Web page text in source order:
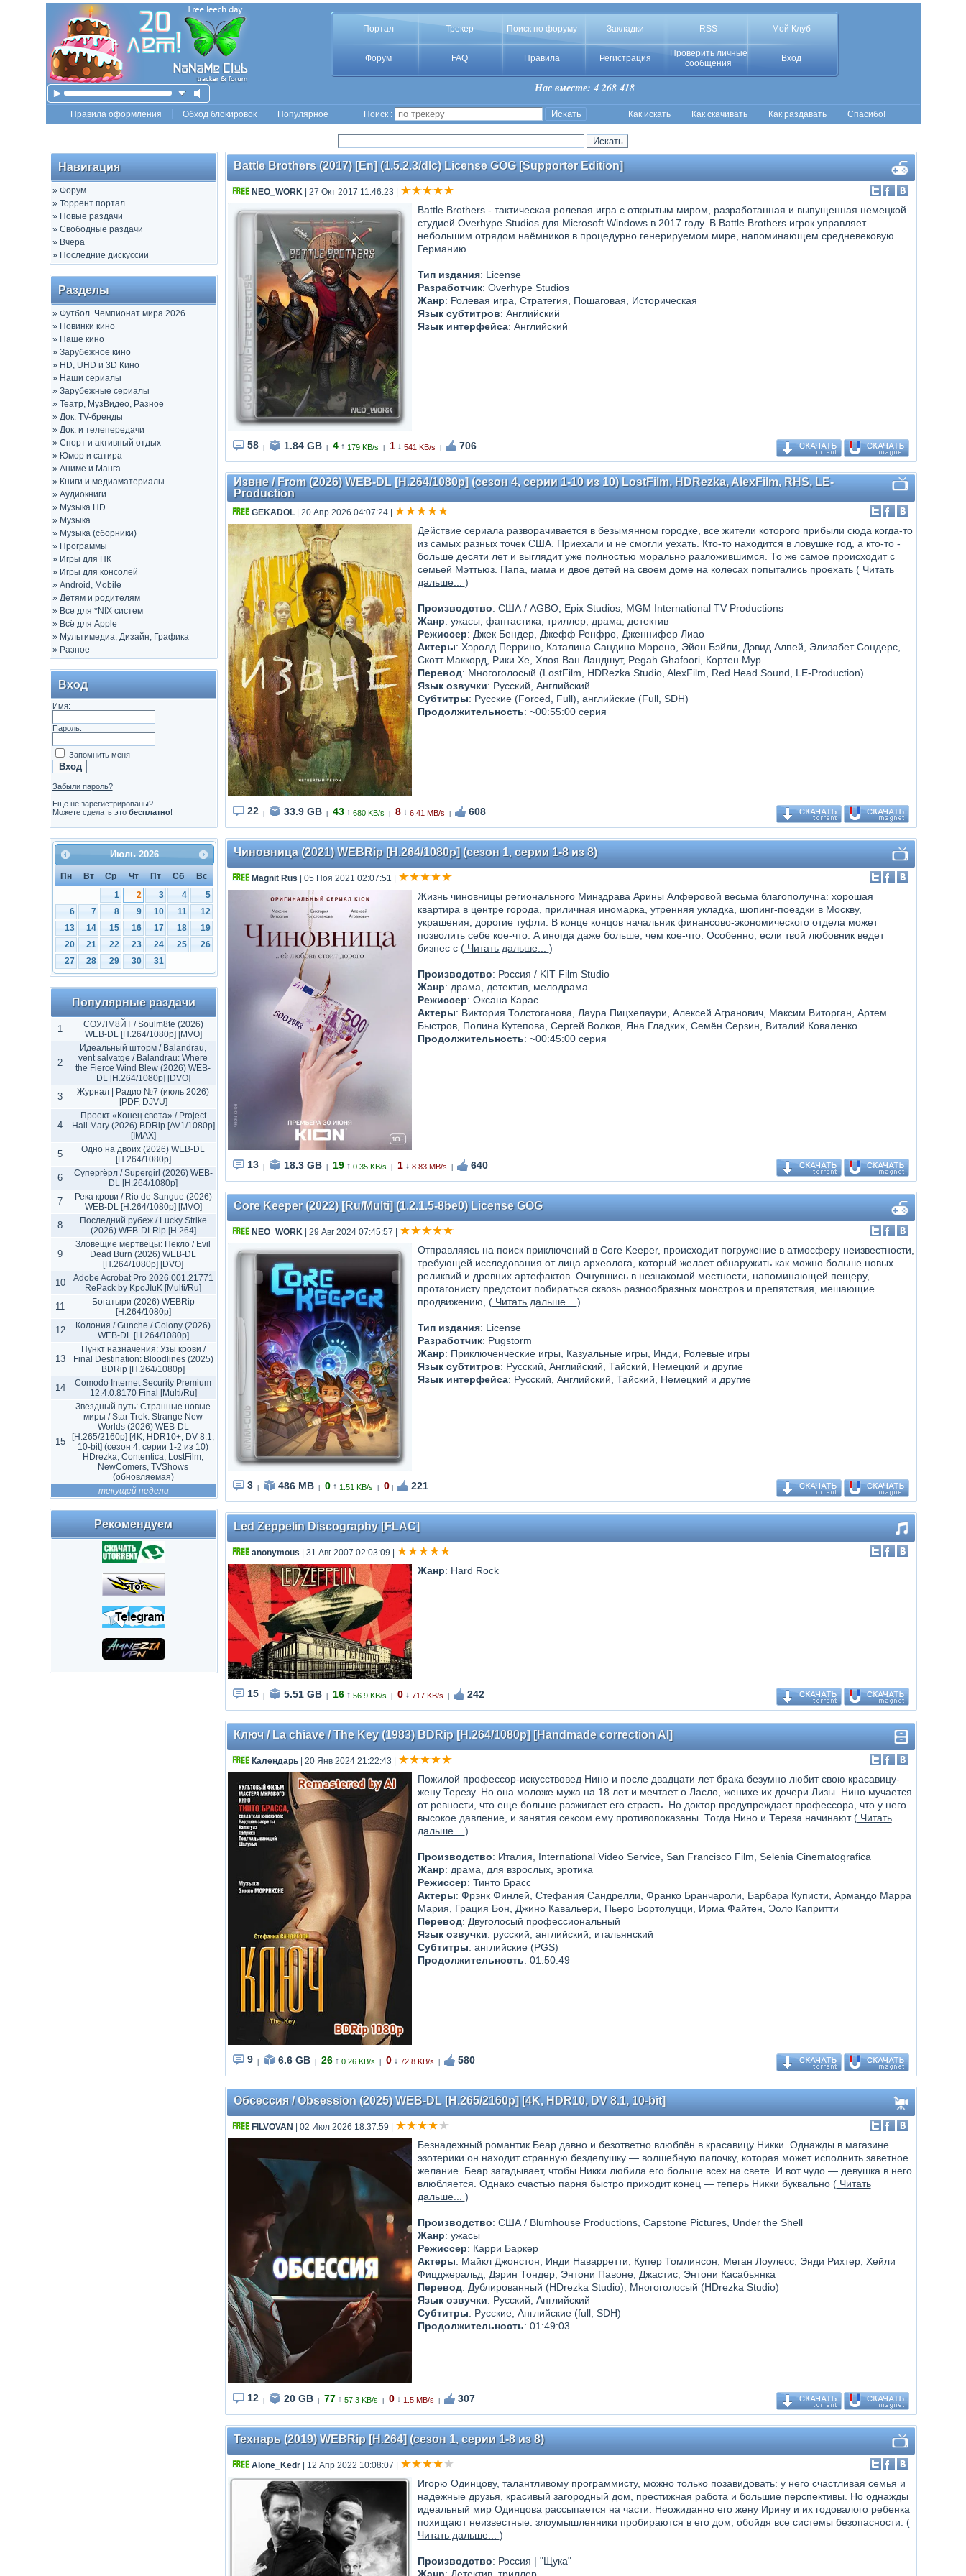
Портал Трекер Поиск по форуму Закладки RSS Мой Клуб
Форум FAQ Правила Регистрация
Проверить личные
сообщения
Вход
Нас вместе: 4 268 418
Правила оформления Обход блокировок Популярное Поиск : Как искать Как скачивать Как раздавать Спасибо!
Навигация
» Форум
» Торрент портал
» Новые раздачи
» Свободные раздачи
» Вчера
» Последние дискуссии
Разделы
» Футбол. Чемпионат мира 2026
» Новинки кино
» Наше кино
» Зарубежное кино
» HD, UHD и 3D Кино
» Наши сериалы
» Зарубежные сериалы
» Театр, МузВидео, Разное
» Док. TV-бренды
» Док. и телепередачи
» Спорт и активный отдых
» Юмор и сатира
» Аниме и Манга
» Книги и медиаматериалы
» Аудиокниги
» Музыка HD
» Музыка
» Музыка (сборники)
» Программы
» Игры для ПК
» Игры для консолей
» Android, Mobile
» Детям и родителям
» Все для *NIX систем
» Всё для Apple
» Мультимедиа, Дизайн, Графика
» Разное
Вход
Имя:
Пароль:
Запомнить меня
Забыли пароль?
Ещё не зарегистрированы?
Можете сделать это бесплатно!
Июль 2026
Пн Вт Ср Чт Пт Сб
Вс
1
2 3 4
5
6
7 8 9 10 11
12
13
14 15 16 17 18
19
20
21 22 23 24 25
26
27
28 29 30 31
Популярные раздачи
1
СОУЛМ8ЙТ / Soulm8te (2026)
WEB-DL [H.264/1080p] [MVO]
2
Идеальный шторм / Balandrau,
vent salvatge / Balandrau: Where
the Fierce Wind Blew (2026) WEB-
DL [H.264/1080p] [DVO]
3
Журнал | Радио №7 (июль 2026)
[PDF, DJVU]
4
Проект «Конец света» / Project
Hail Mary (2026) BDRip [AV1/1080p]
[IMAX]
5
Одно на двоих (2026) WEB-DL
[H.264/1080p]
6
Супергёрл / Supergirl (2026) WEB-
DL [H.264/1080p]
7
Река крови / Rio de Sangue (2026)
WEB-DL [H.264/1080p] [MVO]
8
Последний рубеж / Lucky Strike
(2026) WEB-DLRip [H.264]
9
Зловещие мертвецы: Пекло / Evil
Dead Burn (2026) WEB-DL
[H.264/1080p] [DVO]
10
Adobe Acrobat Pro 2026.001.21771
RePack by KpoJIuK [Multi/Ru]
11
Богатыри (2026) WEBRip
[H.264/1080p]
12
Колония / Gunche / Colony (2026)
WEB-DL [H.264/1080p]
13
Пункт назначения: Узы крови /
Final Destination: Bloodlines (2025)
BDRip [H.264/1080p]
14
Comodo Internet Security Premium
12.4.0.8170 Final [Multi/Ru]
15
Звездный путь: Странные новые
миры / Star Trek: Strange New
Worlds (2026) WEB-DL
[H.265/2160p] [4K, HDR10+, DV 8.1,
10-bit] (сезон 4, серии 1-2 из 10)
HDrezka, Contentica, LostFilm,
NewComers, TVShows
(обновляемая)
текущей недели
Рекомендуем
Battle Brothers (2017) [En] (1.5.2.3/dlc) License GOG [Supporter Edition]
NEO_WORK| 27 Окт 2017 11:46:23
Battle Brothers - тактическая ролевая игра с открытым миром, разработанная и выпущенная немецкой
студией Overhype Studios для Microsoft Windows в 2017 году. В Battle Brothers игрок управляет
небольшим отрядом наёмников в процедурно генерируемом мире, напоминающем средневековую
Германию.
Тип издания: License
Разработчик: Overhype Studios
Жанр: Ролевая игра, Стратегия, Пошаговая, Историческая
Язык субтитров: Английский
Язык интерфейса: Английский
58 1.84 GB 4 ↑ 179 KB/s 1 ↓ 541 KB/s 706
Извне / From (2026) WEB-DL [H.264/1080p] (сезон 4, серии 1-10 из 10) LostFilm, HDRezka, AlexFilm, RHS, LE-
Production
GEKADOL| 20 Апр 2026 04:07:24|
Действие сериала разворачивается в безымянном городке, все жители которого прибыли сюда когда-то
из самых разных точек США. Приехали и не смогли уехать. Кто-то находится в ловушке год, а кто-то -
больше десяти лет и выглядит уже полностью морально разложившимся. То же самое происходит с
семьей Мэттьюз. Папа, мама и двое детей на своем доме на колесах попытались проехать (Читать
дальше... )
Производство: США / AGBO, Epix Studios, MGM International TV Productions
Жанр: ужасы, фантастика, триллер, драма, детектив
Режиссер: Джек Бендер, Джефф Ренфро, Дженнифер Лиао
Актеры: Хэролд Перрино, Каталина Сандино Морено, Эйон Бэйли, Дэвид Алпей, Элизабет Сондерс,
Скотт Маккорд, Рики Хе, Хлоя Ван Ландшут, Pegah Ghafoori, Кортен Мур
Перевод: Многоголосый (LostFilm, HDRezka Studio, AlexFilm, Red Head Sound, LE-Production)
Язык озвучки: Русский, Английский
Субтитры: Русские (Forced, Full), английские (Full, SDH)
Продолжительность: ~00:55:00 серия
22 33.9 GB 43 ↑ 680 KB/s 8 ↓ 6.41 MB/s 608
Чиновница (2021) WEBRip [H.264/1080p] (сезон 1, серии 1-8 из 8)
Magnit Rus | 05 Ноя 2021 02:07:51
Жизнь чиновницы регионального Минздрава Арины Алферовой весьма благополучна: хорошая
квартира в центре города, приличная иномарка, утренняя укладка, шопинг-поездки в Москву,
украшения, дорогие туфли. В конце концов начальник финансово-экономического отдела может
позволить себе кое-что. А иногда даже больше, чем кое-что. Особенно, если твой любовник ведет
бизнес с (Читать дальше... )
Производство: Россия / KIT Film Studio
Жанр: драма, детектив, мелодрама
Режиссер: Оксана Карас
Актеры: Виктория Толстоганова, Лаура Пицхелаури, Алексей Агранович, Максим Виторган, Артем
Быстров, Полина Кутепова, Сергей Волков, Яна Гладких, Семён Серзин, Виталий Коваленко
Продолжительность: ~00:45:00 серия
13 18.3 GB 19 ↑ 0.35 KB/s 1 ↓ 8.83 MB/s 640
Core Keeper (2022) [Ru/Multi] (1.2.1.5-8be0) License GOG
NEO_WORK| 29 Авг 2024 07:45:57
Отправляясь на поиск приключений в Core Keeper, происходит погружение в атмосферу неизвестности,
требующей исследования от лица археолога, который желает обнаружить как можно больше новых
реликвий и древних артефактов. Очнувшись в незнакомой местности, напоминающей пещеру,
протагонисту предстоит побираться сквозь разнообразных монстров и препятствия, мешающие
продвижению, (Читать дальше... )
Тип издания: License
Разработчик: Pugstorm
Жанр: Приключенческие игры, Казуальные игры, Инди, Ролевые игры
Язык субтитров: Русский, Английский, Тайский, Немецкий и другие
Язык интерфейса: Русский, Английский, Тайский, Немецкий и другие
3 486 MB 0 ↑ 1.51 KB/s 0 221
Led Zeppelin Discography [FLAC]
anonymous | 31 Авг 2007 02:03:09
Жанр: Hard Rock
15 5.51 GB 16 ↑ 56.9 KB/s 0 ↓ 717 KB/s 242
Ключ / La chiave / The Key (1983) BDRip [H.264/1080p] [Handmade correction AI]
Календарь| 20 Янв 2024 21:22:43
Пожилой профессор-искусствовед Нино и после двадцати лет брака безумно любит свою красавицу-
жену Терезу. Но она моложе мужа на 18 лет и мечтает о Ласло, женихе их дочери Лизы. Нино мучается
от ревности, что еще больше разжигает его страсть. Но доктор предупреждает профессора, что у него
высокое давление, и занятия сексом ему противопоказаны. Тогда Нино и Тереза начинают (Читать
дальше... )
Производство: Италия, International Video Service, San Francisco Film, Selenia Cinematografica
Жанр: драма, для взрослых, эротика
Режиссер: Тинто Брасс
Актеры: Фрэнк Финлей, Стефания Сандрелли, Франко Бранчароли, Барбара Куписти, Армандо Марра
Мария, Грация Бон, Джино Кавальери, Пьеро Бортолуцци, Ирма Файтен, Эоло Капритти
Перевод: Двуголосый профессиональный
Язык озвучки: русский, английский, итальянский
Субтитры: английские (PGS)
Продолжительность: 01:50:49
9 6.6 GB 26 ↑ 0.26 KB/s 0 ↓ 72.8 KB/s 580
Обсессия / Obsession (2025) WEB-DL [H.265/2160p] [4K, HDR10, DV 8.1, 10-bit]
FILVOVAN | 02 Июл 2026 18:37:59
Безнадежный романтик Беар давно и безответно влюблён в красавицу Никки. Однажды в магазине
эзотерики он находит странную безделушку — волшебную палочку, которая может исполнить заветное
желание. Беар загадывает, чтобы Никки любила его больше всех на свете. И вот чудо — девушка в него
влюбляется. Однако счастью парня быстро приходит конец — теперь Никки буквально (Читать
дальше... )
Производство: США / Blumhouse Productions, Capstone Pictures, Under the Shell
Жанр: ужасы
Режиссер: Карри Баркер
Актеры: Майкл Джонстон, Инди Наварретти, Купер Томлинсон, Меган Лоулесс, Энди Рихтер, Хейли
Фицджеральд, Дэрин Тондер, Энтони Павоне, Джастис, Энтони Касабьянка
Перевод: Дублированный (HDrezka Studio), Многоголосый (HDrezka Studio)
Язык озвучки: Русский, Английский
Субтитры: Русские, Английские (full, SDH)
Продолжительность: 01:49:03
12 20 GB 77 ↑ 57.3 KB/s 0 ↓ 1.5 MB/s 307
Технарь (2019) WEBRip [H.264] (сезон 1, серии 1-8 из 8)
Alone_Kedr| 12 Апр 2022 10:08:07
Игорю Одинцову, талантливому программисту, можно только позавидовать: у него счастливая семья и
надежные друзья, красивый загородный дом, престижная работа и большие перспективы. Но однажды
идеальный мир Одинцова рассыпается на части. Неожиданно его жену Ирину и их годовалого ребенка
похищают неизвестные: злоумышленники пробираются в его дом, обойдя все системы безопасности. (
Читать дальше... )
Производство: Россия | "Щука"